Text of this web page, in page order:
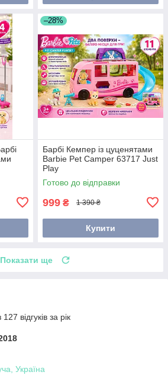
–28%
Барбі Кемпер із цуценятами
Barbie Pet Camper 63717 Just
Play
Готово до відправки
999 ₴ 1 390 ₴
Купити
Показати ще
відгуків за рік
Україна